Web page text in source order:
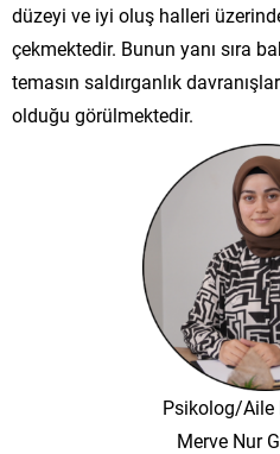
düzeyi ve iyi oluş halleri
çekmektedir. Bunun yanı sıra
temasın saldırganlık
olduğu görülmektedir.
Psikolog/Aile
Merve Nur